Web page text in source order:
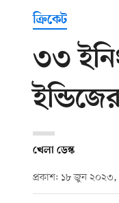
ক্রিকেট
৩৩
খেলা ডেস্ক
প্রকাশ: ১৮ জুন